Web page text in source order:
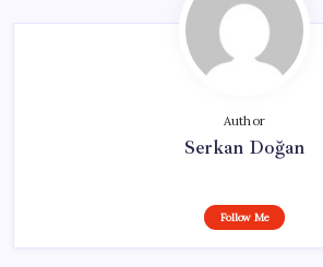
Author
Serkan Doğan
Follow Me